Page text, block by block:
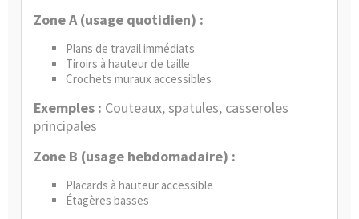
Zone A (usage quotidien) :
Plans de travail immédiats
Tiroirs à hauteur de taille
Crochets muraux accessibles
Exemples : Couteaux, spatules, casseroles
principales
Zone B (usage hebdomadaire) :
Placards à hauteur accessible
Étagères basses